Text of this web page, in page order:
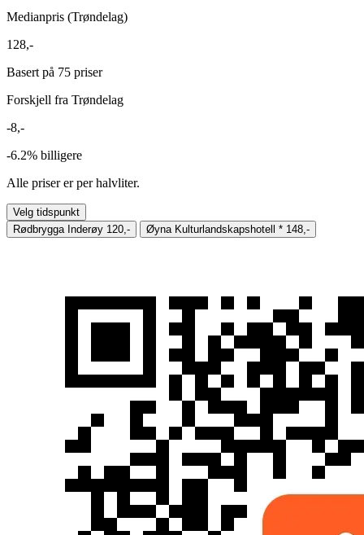
Medianpris (Trøndelag)
128,-
Basert på 75 priser
Forskjell fra Trøndelag
-8,-
-6.2% billigere
Alle priser er per halvliter.
Velg tidspunkt
Rødbrygga Inderøy 120,- Øyna Kulturlandskapshotell * 148,-